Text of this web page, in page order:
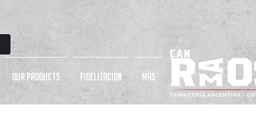
OUR PRODUCTS Fidelización más